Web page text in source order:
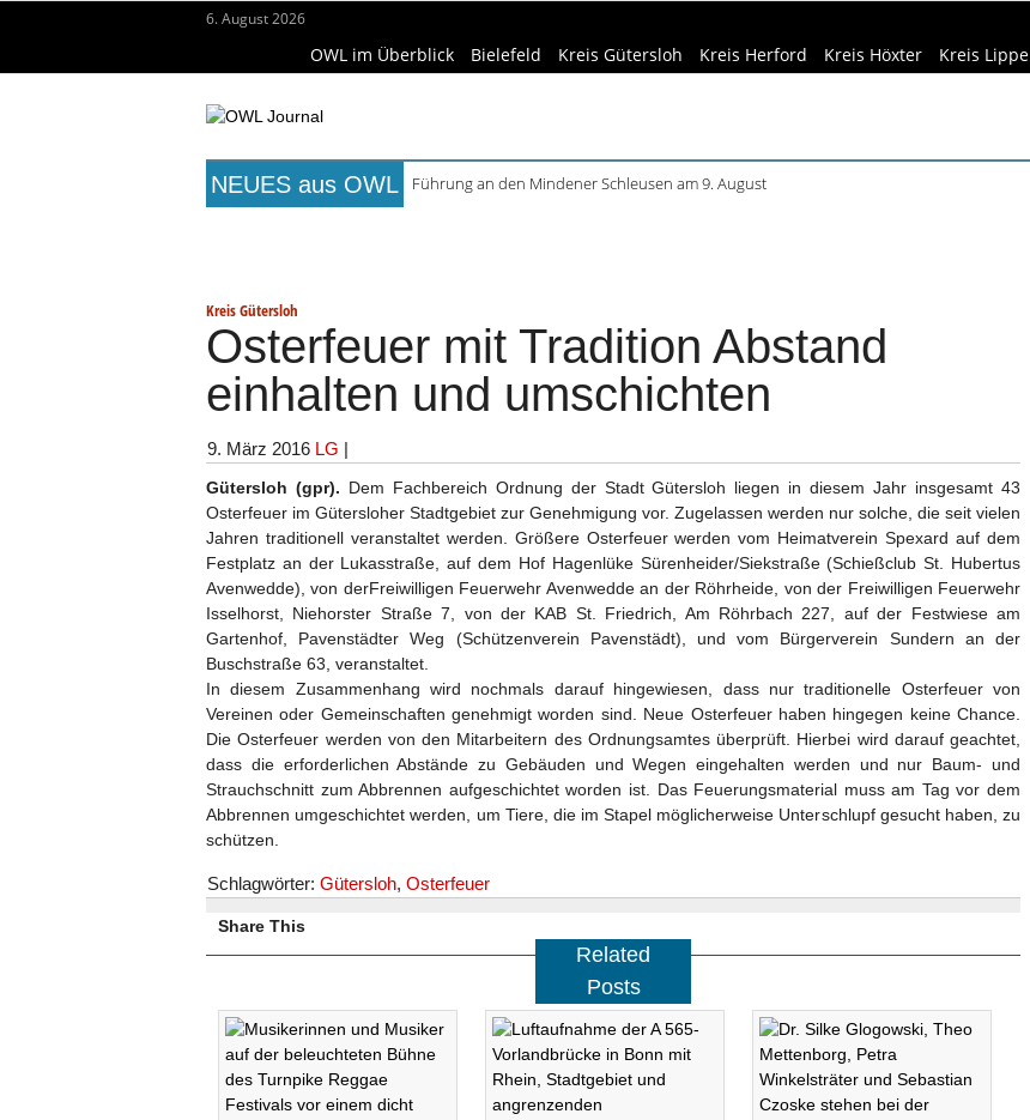
6. August 2026
OWL im Überblick Bielefeld Kreis Gütersloh Kreis Herford Kreis Höxter Kreis Lippe
NEUES aus OWL
Führung an den Mindener Schleusen am 9. August
Kreis Gütersloh
Osterfeuer mit Tradition Abstand
einhalten und umschichten
9. März 2016 LG |
Gütersloh (gpr). Dem Fachbereich Ordnung der Stadt Gütersloh liegen in diesem Jahr insgesamt 43
Osterfeuer im Gütersloher Stadtgebiet zur Genehmigung vor. Zugelassen werden nur solche, die seit vielen
Jahren traditionell veranstaltet werden. Größere Osterfeuer werden vom Heimatverein Spexard auf dem
Festplatz an der Lukasstraße, auf dem Hof Hagenlüke Sürenheider/Siekstraße (Schießclub St. Hubertus
Avenwedde), von derFreiwilligen Feuerwehr Avenwedde an der Röhrheide, von der Freiwilligen Feuerwehr
Isselhorst, Niehorster Straße 7, von der KAB St. Friedrich, Am Röhrbach 227, auf der Festwiese am
Gartenhof, Pavenstädter Weg (Schützenverein Pavenstädt), und vom Bürgerverein Sundern an der
Buschstraße 63, veranstaltet.
In diesem Zusammenhang wird nochmals darauf hingewiesen, dass nur traditionelle Osterfeuer von
Vereinen oder Gemeinschaften genehmigt worden sind. Neue Osterfeuer haben hingegen keine Chance.
Die Osterfeuer werden von den Mitarbeitern des Ordnungsamtes überprüft. Hierbei wird darauf geachtet,
dass die erforderlichen Abstände zu Gebäuden und Wegen eingehalten werden und nur Baum- und
Strauchschnitt zum Abbrennen aufgeschichtet worden ist. Das Feuerungsmaterial muss am Tag vor dem
Abbrennen umgeschichtet werden, um Tiere, die im Stapel möglicherweise Unterschlupf gesucht haben, zu
schützen.
Schlagwörter: Gütersloh, Osterfeuer
Share This
Related
Posts